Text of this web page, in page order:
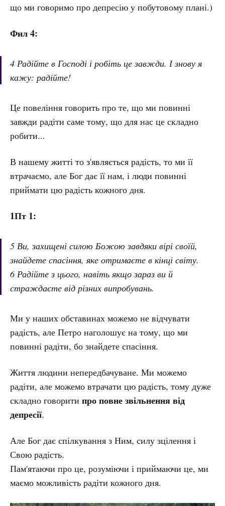
що ми говоримо про депресію у побутовому плані.)
Фил 4:
4 Радійте в Господі і робіть це завжди. І знову я
кажу: радійте!
Це повеління говорить про те, що ми повинні
завжди радіти саме тому, що для нас це складно
робити...
В нашему житті то з'являється радість, то ми її
втрачаємо, але Бог дає її нам, і люди повинні
приймати цю радість кожного дня.
1Пт 1:
5 Ви, захищені силою Божою завдяки вірі своїй,
знайдете спасіння, яке отримаєте в кінці світу.
6 Радійте з цього, навіть якщо зараз ви й
страждаєте від різних випробувань.
Ми у наших обставинах можемо не відчувати
радість, але Петро наголошує на тому, що ми
повинні радіти, бо знайдете спасіння.
Життя людини непередбачуване. Ми можемо
радіти, але можемо втрачати цю радість, тому дуже
складно говорити про повне звільнення від
депресії.
Але Бог дає спілкування з Ним, силу зцілення і
Свою радість.
Пам'ятаючи про це, розуміючи і приймаючи це, ми
маємо можливість радіти кожного дня.